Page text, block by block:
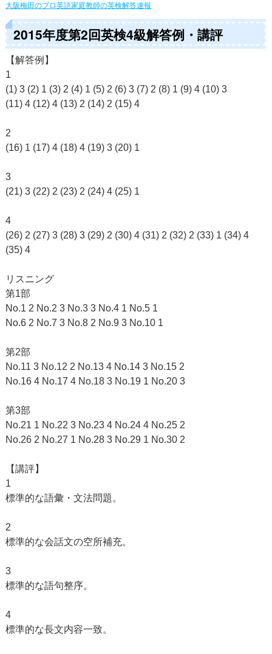
大阪梅田のプロ英語家庭教師の英検解答速報
2015年度第2回英検4級解答例・講評
【解答例】
1
(1) 3 (2) 1 (3) 2 (4) 1 (5) 2 (6) 3 (7) 2 (8) 1 (9) 4 (10) 3
(11) 4 (12) 4 (13) 2 (14) 2 (15) 4
2
(16) 1 (17) 4 (18) 4 (19) 3 (20) 1
3
(21) 3 (22) 2 (23) 2 (24) 4 (25) 1
4
(26) 2 (27) 3 (28) 3 (29) 2 (30) 4 (31) 2 (32) 2 (33) 1 (34) 4
(35) 4
リスニング
第1部
No.1 2 No.2 3 No.3 3 No.4 1 No.5 1
No.6 2 No.7 3 No.8 2 No.9 3 No.10 1
第2部
No.11 3 No.12 2 No.13 4 No.14 3 No.15 2
No.16 4 No.17 4 No.18 3 No.19 1 No.20 3
第3部
No.21 1 No.22 3 No.23 4 No.24 4 No.25 2
No.26 2 No.27 1 No.28 3 No.29 1 No.30 2
【講評】
1
標準的な語彙・文法問題。
2
標準的な会話文の空所補充。
3
標準的な語句整序。
4
標準的な長文内容一致。